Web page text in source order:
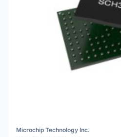
Microchip Technology Inc.